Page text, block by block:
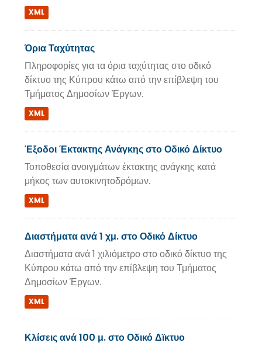
XML
Όρια Ταχύτητας
Πληροφορίες για τα όρια ταχύτητας στο οδικό
δίκτυο της Κύπρου κάτω από την επίβλεψη του
Τμήματος Δημοσίων Έργων.
XML
Έξοδοι Έκτακτης Ανάγκης στο Οδικό Δίκτυο
Τοποθεσία ανοιγμάτων έκτακτης ανάγκης κατά
μήκος των αυτοκινητοδρόμων.
XML
Διαστήματα ανά 1 χμ. στο Οδικό Δίκτυο
Διαστήματα ανά 1 χιλιόμετρο στο οδικό δίκτυο της
Κύπρου κάτω από την επίβλεψη του Τμήματος
Δημοσίων Έργων.
XML
Κλίσεις ανά 100 μ. στο Οδικό Δϊκτυο